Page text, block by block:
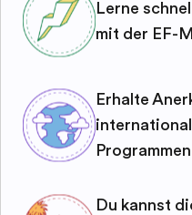
Lerne
mit der EF-
Erhalte
Programmen
Du kannst